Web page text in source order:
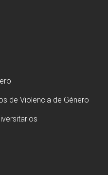
de Violencia de Género